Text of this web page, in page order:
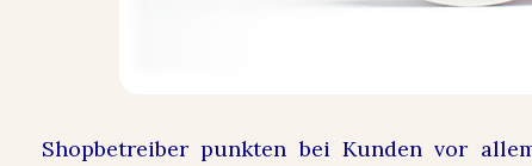
Shopbetreiber punkten bei Kunden vor